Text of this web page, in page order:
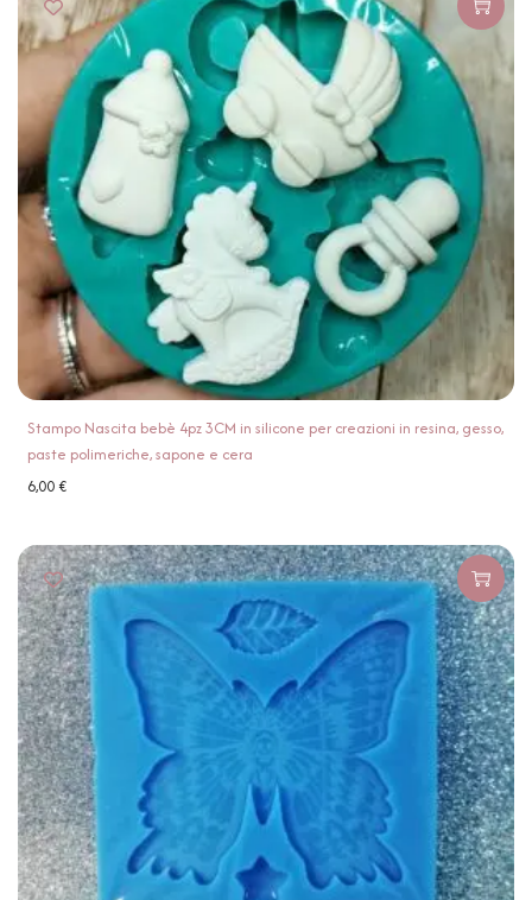
Stampo Nascita bebè 4pz 3CM in silicone per creazioni in resina, gesso,
paste polimeriche, sapone e cera
6,00€